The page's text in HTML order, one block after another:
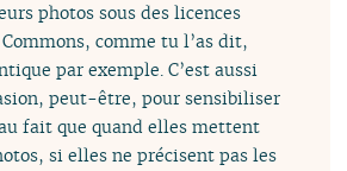
photos sous des licences
comme tu l’as dit,
par exemple. C’est aussi
peut-être, pour sensibiliser
fait que quand elles mettent
si elles ne précisent pas les